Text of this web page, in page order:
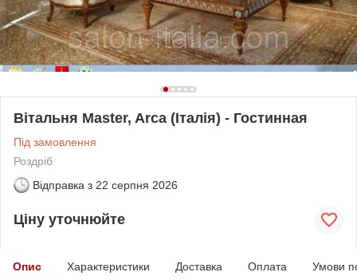
Вітальня Master, Arca (Італія) - Гостинная
Під замовлення
Роздріб
Відправка з 22 серпня 2026
Ціну уточнюйте
Опис Характеристики Доставка Оплата Умови